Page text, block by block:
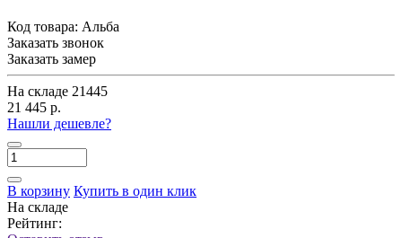
Код товара: Альба
Заказать звонок
Заказать замер
На складе 21445
21 445 р.
Нашли дешевле?
В корзину Купить в один клик
На складе
Рейтинг: